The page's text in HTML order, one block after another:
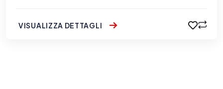
VISUALIZZA DETTAGLI